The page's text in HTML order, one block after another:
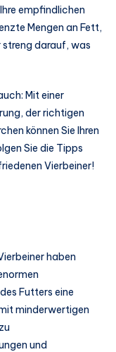
empfindlichen
Mengen an Fett,
streng darauf, was
Mit einer
der richtigen
können Sie Ihren
Sie die Tipps
Vierbeiner!
haben
Futters eine
minderwertigen
und